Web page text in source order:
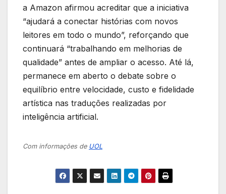
a Amazon afirmou acreditar que a iniciativa
“ajudará a conectar histórias com novos
leitores em todo o mundo”, reforçando que
continuará “trabalhando em melhorias de
qualidade” antes de ampliar o acesso. Até lá,
permanece em aberto o debate sobre o
equilíbrio entre velocidade, custo e fidelidade
artística nas traduções realizadas por
inteligência artificial.
Com informações de UOL